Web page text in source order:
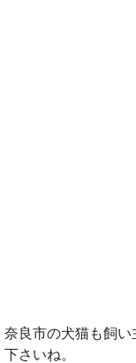
奈良市の犬猫も飼
下さいね。